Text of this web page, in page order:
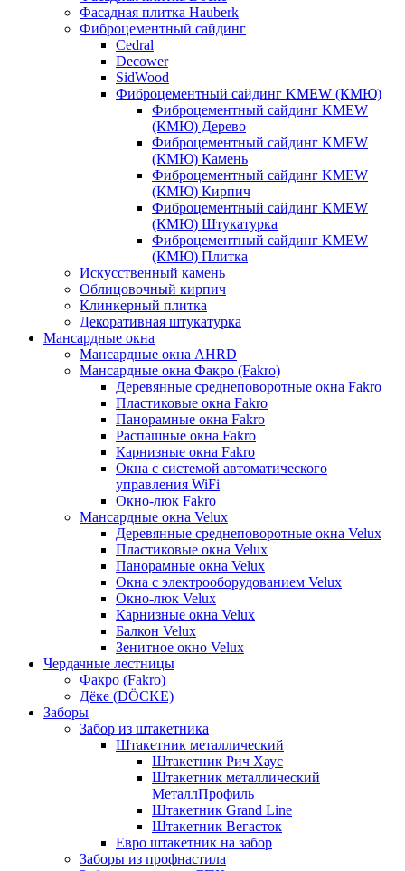
Фасадная плитка Hauberk
Фиброцементный сайдинг
Cedral
Decower
SidWood
Фиброцементный сайдинг KMEW (КМЮ)
Фиброцементный сайдинг KMEW
(КМЮ) Дерево
Фиброцементный сайдинг KMEW
(КМЮ) Камень
Фиброцементный сайдинг KMEW
(КМЮ) Кирпич
Фиброцементный сайдинг KMEW
(КМЮ) Штукатурка
Фиброцементный сайдинг KMEW
(КМЮ) Плитка
Искусственный камень
Облицовочный кирпич
Клинкерный плитка
Декоративная штукатурка
Мансардные окна
Мансардные окна AHRD
Мансардные окна Факро (Fakro)
Деревянные среднеповоротные окна Fakro
Пластиковые окна Fakro
Панорамные окна Fakro
Распашные окна Fakro
Карнизные окна Fakro
Окна с системой автоматического
управления WiFi
Окно-люк Fakro
Мансардные окна Velux
Деревянные среднеповоротные окна Velux
Пластиковые окна Velux
Панорамные окна Velux
Окна с электрооборудованием Velux
Окно-люк Velux
Карнизные окна Velux
Балкон Velux
Зенитное окно Velux
Чердачные лестницы
Факро (Fakro)
Дёке (DÖCKE)
Заборы
Забор из штакетника
Штакетник металлический
Штакетник Рич Хаус
Штакетник металлический
МеталлПрофиль
Штакетник Grand Line
Штакетник Вегасток
Евро штакетник на забор
Заборы из профнастила